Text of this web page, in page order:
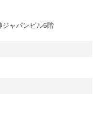
ャパンビル6階